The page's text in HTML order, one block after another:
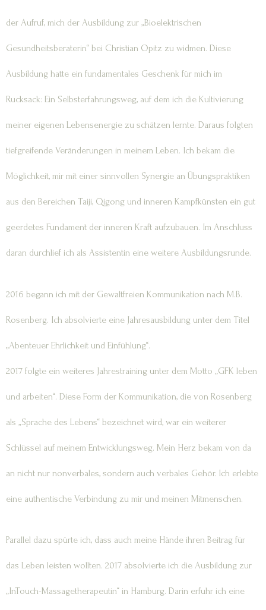
der Aufruf, mich der Ausbildung zur „Bioelektrischen
Gesundheitsberaterin“ bei Christian Opitz zu widmen. Diese
Ausbildung hatte ein fundamentales Geschenk für mich im
Rucksack: Ein Selbsterfahrungsweg, auf dem ich die Kultivierung
meiner eigenen Lebensenergie zu schätzen lernte. Daraus folgten
tiefgreifende Veränderungen in meinem Leben. Ich bekam die
Möglichkeit, mir mit einer sinnvollen Synergie an Übungspraktiken
aus den Bereichen Taiji, Qigong und inneren Kampfkünsten ein gut
geerdetes Fundament der inneren Kraft aufzubauen. Im Anschluss
daran durchlief ich als Assistentin eine weitere Ausbildungsrunde.
2016 begann ich mit der Gewaltfreien Kommunikation nach M.B.
Rosenberg. Ich absolvierte eine Jahresausbildung unter dem Titel
„Abenteuer Ehrlichkeit und Einfühlung“.
2017 folgte ein weiteres Jahrestraining unter dem Motto „GFK leben
und arbeiten“. Diese Form der Kommunikation, die von Rosenberg
als „Sprache des Lebens“ bezeichnet wird, war ein weiterer
Schlüssel auf meinem Entwicklungsweg. Mein Herz bekam von da
an nicht nur nonverbales, sondern auch verbales Gehör. Ich erlebte
eine authentische Verbindung zu mir und meinen Mitmenschen.
Parallel dazu spürte ich, dass auch meine Hände ihren Beitrag für
das Leben leisten wollten. 2017 absolvierte ich die Ausbildung zur
„InTouch-Massagetherapeutin“ in Hamburg. Darin erfuhr ich eine